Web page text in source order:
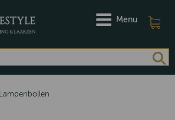
Menu
Lampenbollen